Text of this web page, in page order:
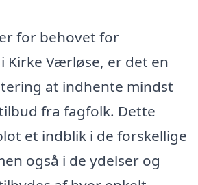
for behovet for
Værløse, er det en
at indhente mindst
fra fagfolk. Dette
et indblik i de forskellige
også i de ydelser og